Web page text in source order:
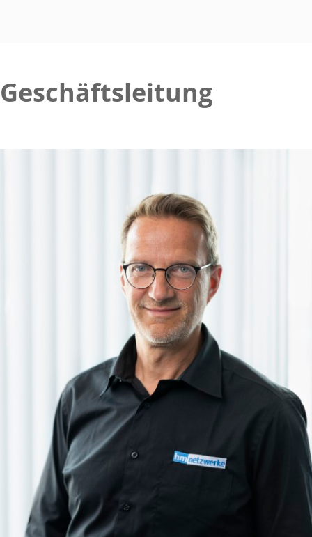
Geschäftsleitung